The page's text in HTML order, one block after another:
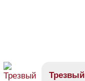
Трезвый